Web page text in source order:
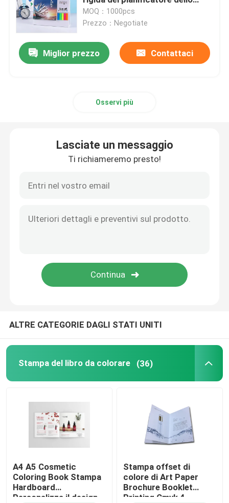
Scatole stampate colore pieno
Dizionario inglese stampabile
Borse non tessute
Chiaro contenitore di bolla
Autoadesivo autoadesivo
scrittorio
MOQ：1000pcs
Prezzo：Negotiate
Miglior prezzo Contattaci
Osservi più
Lasciate un messaggio
Ti richiameremo presto!
ALTRE CATEGORIE DAGLI STATI UNITI
Stampa del libro da colorare (36)
A4 A5 Cosmetic
Coloring Book Stampa
Hardboard
Personalizza il design
Stampa offset di
colore di Art Paper
Brochure Booklet
Printing Cmyk 4